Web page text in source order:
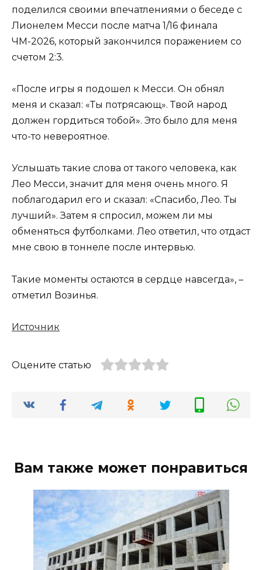
поделился своими впечатлениями о беседе с
Лионелем Месси после матча 1/16 финала
ЧМ-2026, который закончился поражением со
счетом 2:3.
«После игры я подошел к Месси. Он обнял
меня и сказал: «Ты потрясающ». Твой народ
должен гордиться тобой». Это было для меня
что-то невероятное.
Услышать такие слова от такого человека, как
Лео Месси, значит для меня очень много. Я
поблагодарил его и сказал: «Спасибо, Лео. Ты
лучший». Затем я спросил, можем ли мы
обменяться футболками. Лео ответил, что отдаст
мне свою в тоннеле после интервью.
Такие моменты остаются в сердце навсегда», –
отметил Возинья.
Источник
Оцените статью
Вам также может понравиться